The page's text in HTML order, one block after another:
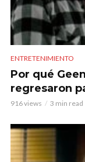
ENTRETENIMIENTO
Por qué
regresaron
916 views 3 min read